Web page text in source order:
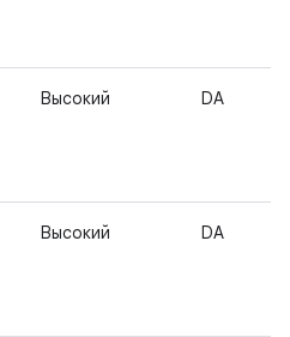
Высокий DA
Высокий DA